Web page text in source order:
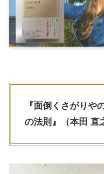
『面倒くさがりや
の法則』（本田 直